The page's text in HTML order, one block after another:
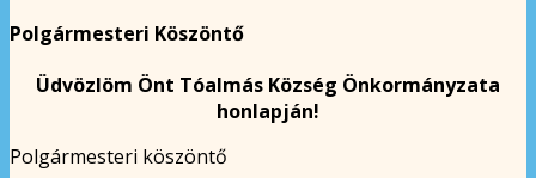
Polgármesteri Köszöntő
Üdvözlöm Önt Tóalmás Község Önkormányzata
honlapján!
Polgármesteri köszöntő